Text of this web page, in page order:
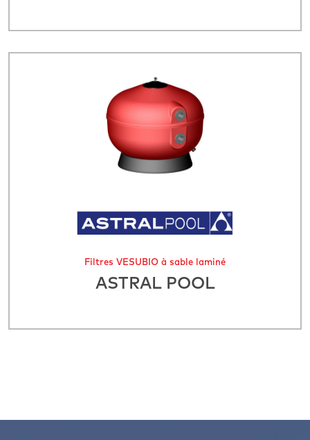
Filtres VESUBIO à sable laminé
ASTRAL POOL